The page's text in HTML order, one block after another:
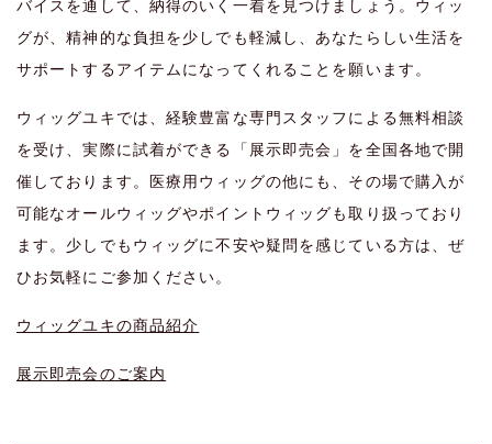
バイスを通して、納得のいく一着を見つけましょう。ウィッ
グが、精神的な負担を少しでも軽減し、あなたらしい生活を
サポートするアイテムになってくれることを願います。
ウィッグユキでは、経験豊富な専門スタッフによる無料相談
を受け、実際に試着ができる「展示即売会」を全国各地で開
催しております。医療用ウィッグの他にも、その場で購入が
可能なオールウィッグやポイントウィッグも取り扱っており
ます。少しでもウィッグに不安や疑問を感じている方は、ぜ
ひお気軽にご参加ください。
ウィッグユキの商品紹介
展示即売会のご案内